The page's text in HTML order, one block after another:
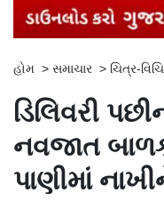
હોમ > સમાચાર > ચિત્ર-
ડિલિવરી
નવજાત
પાણીમાં